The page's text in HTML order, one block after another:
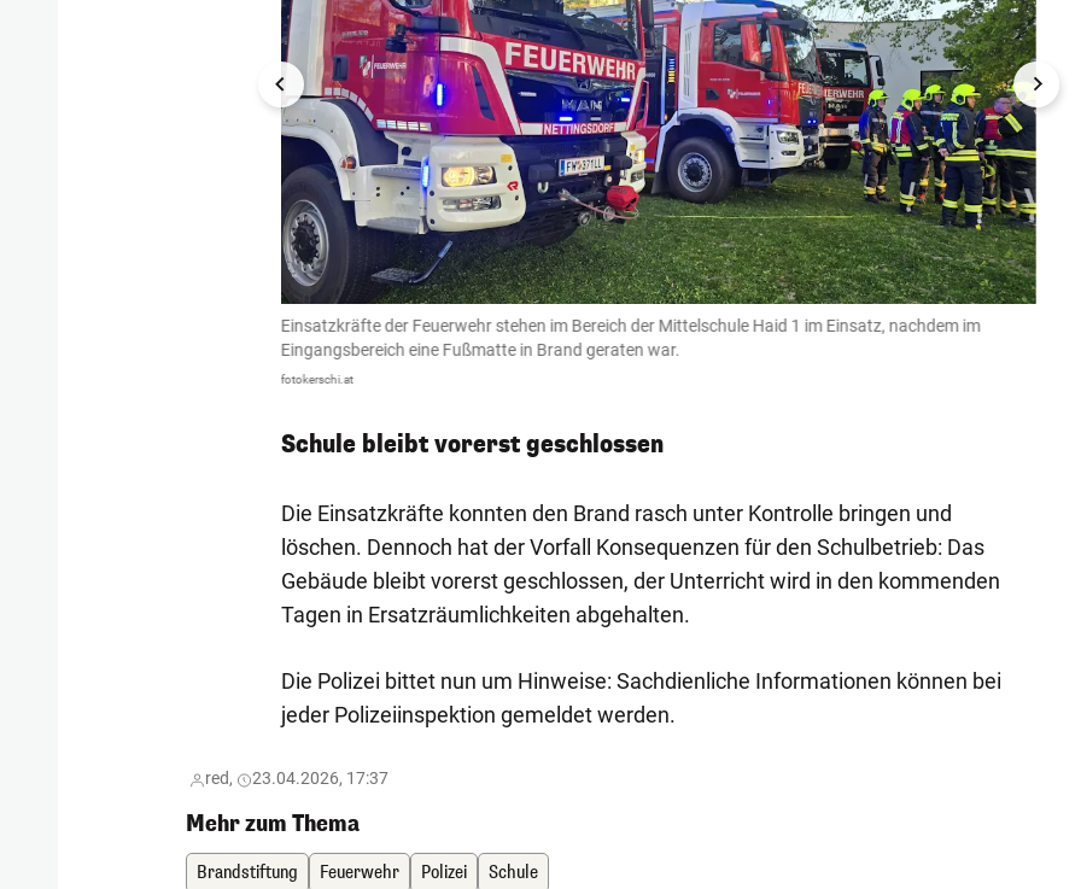
Einsatzkräfte der Feuerwehr stehen im Bereich der Mittelschule Haid 1 im Einsatz, nachdem im
Eingangsbereich eine Fußmatte in Brand geraten war.
fotokerschi.at
Schule bleibt vorerst geschlossen
Die Einsatzkräfte konnten den Brand rasch unter Kontrolle bringen und
löschen. Dennoch hat der Vorfall Konsequenzen für den Schulbetrieb: Das
Gebäude bleibt vorerst geschlossen, der Unterricht wird in den kommenden
Tagen in Ersatzräumlichkeiten abgehalten.
Die Polizei bittet nun um Hinweise: Sachdienliche Informationen können bei
jeder Polizeiinspektion gemeldet werden.
red, 23.04.2026, 17:37
Mehr zum Thema
Brandstiftung Feuerwehr Polizei Schule